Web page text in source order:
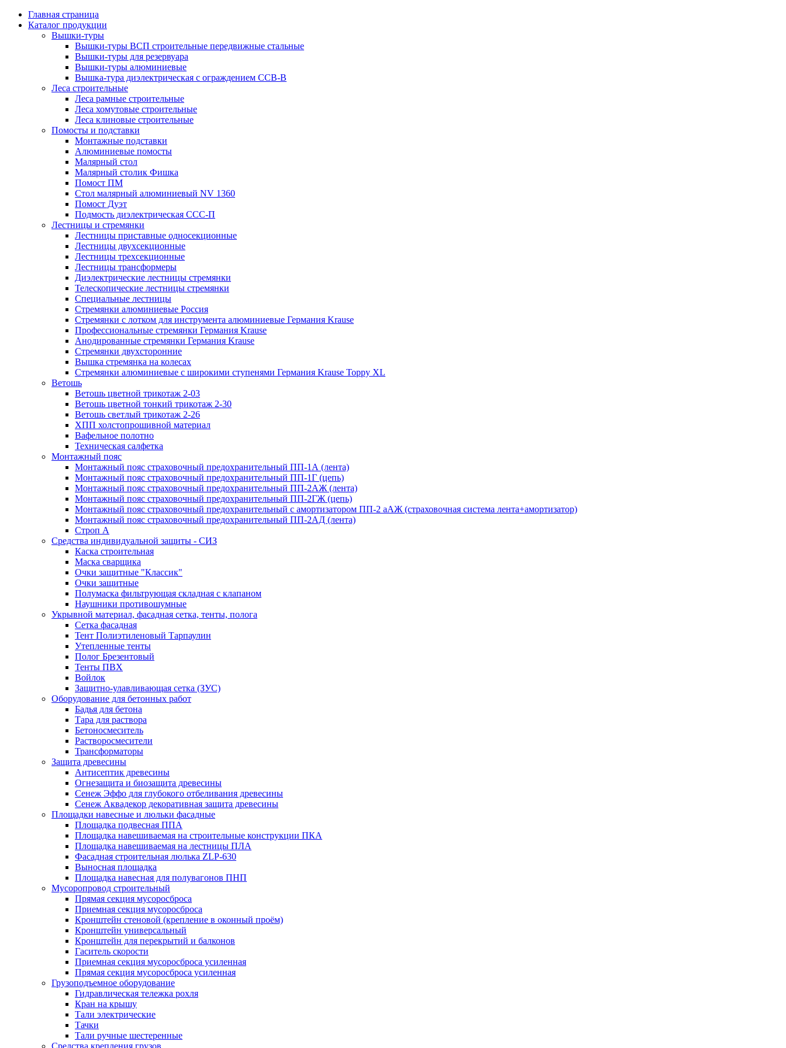
Главная страница
Каталог продукции
Вышки-туры
Вышки-туры ВСП строительные передвижные стальные
Вышки-туры для резервуара
Вышки-туры алюминиевые
Вышка-тура диэлектрическая с ограждением ССВ-В
Леса строительные
Леса рамные строительные
Леса хомутовые строительные
Леса клиновые строительные
Помосты и подставки
Монтажные подставки
Алюминиевые помосты
Малярный стол
Малярный столик Фишка
Помост ПМ
Стол малярный алюминиевый NV 1360
Помост Дуэт
Подмость диэлектрическая ССС-П
Лестницы и стремянки
Лестницы приставные односекционные
Лестницы двухсекционные
Лестницы трехсекционные
Лестницы трансформеры
Диэлектрические лестницы стремянки
Телескопические лестницы стремянки
Специальные лестницы
Стремянки алюминиевые Россия
Стремянки c лотком для инструмента алюминиевые Германия Krause
Профессиональные стремянки Германия Krause
Анодированные стремянки Германия Krause
Стремянки двухсторонние
Вышка стремянка на колесах
Стремянки алюминиевые c широкими ступенями Германия Krause Toppy XL
Ветошь
Ветошь цветной трикотаж 2-03
Ветошь цветной тонкий трикотаж 2-30
Ветошь светлый трикотаж 2-26
ХПП холстопрошивной материал
Вафельное полотно
Техническая салфетка
Монтажный пояс
Монтажный пояс страховочный предохранительный ПП-1А (лента)
Монтажный пояс страховочный предохранительный ПП-1Г (цепь)
Монтажный пояс страховочный предохранительный ПП-2АЖ (лента)
Монтажный пояс страховочный предохранительный ПП-2ГЖ (цепь)
Монтажный пояс страховочный предохранительный с амортизатором ПП-2 аАЖ (страховочная система лента+амортизатор)
Монтажный пояс страховочный предохранительный ПП-2АД (лента)
Строп А
Средства индивидуальной защиты - СИЗ
Каска строительная
Маска сварщика
Очки защитные "Классик"
Очки защитные
Полумаска фильтрующая складная с клапаном
Наушники противошумные
Укрывной материал, фасадная сетка, тенты, полога
Сетка фасадная
Тент Полиэтиленовый Тарпаулин
Утепленные тенты
Полог Брезентовый
Тенты ПВХ
Войлок
Защитно-улавливающая сетка (ЗУС)
Оборудование для бетонных работ
Бадья для бетона
Тара для раствора
Бетоносмеситель
Растворосмесители
Трансформаторы
Защита древесины
Антисептик древесины
Огнезащита и биозащита древесины
Сенеж Эффо для глубокого отбеливания древесины
Сенеж Аквадекор декоративная защита древесины
Площадки навесные и люльки фасадные
Площадка подвесная ППА
Площадка навешиваемая на строительные конструкции ПКА
Площадка навешиваемая на лестницы ПЛА
Фасадная строительная люлька ZLP-630
Выносная площадка
Площадка навесная для полувагонов ПНП
Мусоропровод строительный
Прямая секция мусоросброса
Приемная секция мусоросброса
Кронштейн стеновой (крепление в оконный проём)
Кронштейн универсальный
Кронштейн для перекрытий и балконов
Гаситель скорости
Приемная секция мусоросброса усиленная
Прямая секция мусоросброса усиленная
Грузоподъемное оборудование
Гидравлическая тележка рохля
Кран на крышу
Тали электрические
Тачки
Тали ручные шестеренные
Средства крепления грузов